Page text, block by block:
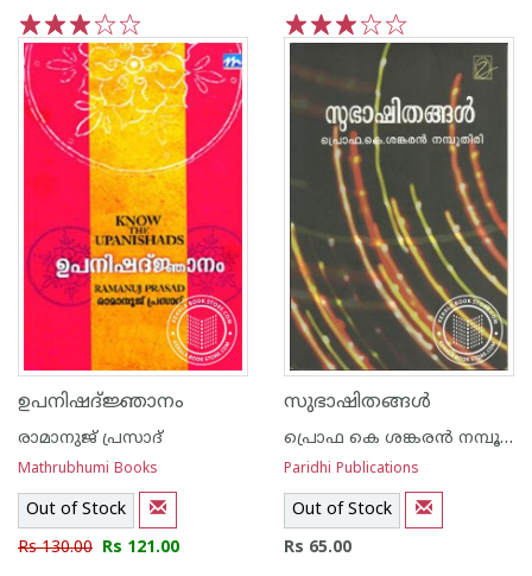
5
4
3
2
1 5
4
3
2
1
ഉപനിഷദ്ജ്ഞാനം
രാമാനുജ് പ്രസാദ്‌
Mathrubhumi Books
Out of Stock
Rs 130.00 Rs 121.00
സുഭാഷിതങ്ങള്‍
പ്രൊഫ കെ ശങ്കരന്‍ നമ്പൂതിരി
Paridhi Publications
Out of Stock
Rs 65.00